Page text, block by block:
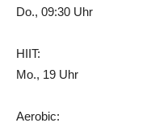
Do., 09:30 Uhr
HIIT:
Mo., 19 Uhr
Aerobic: